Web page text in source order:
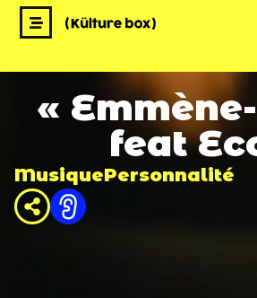
MusiquePersonnalité
«
feat